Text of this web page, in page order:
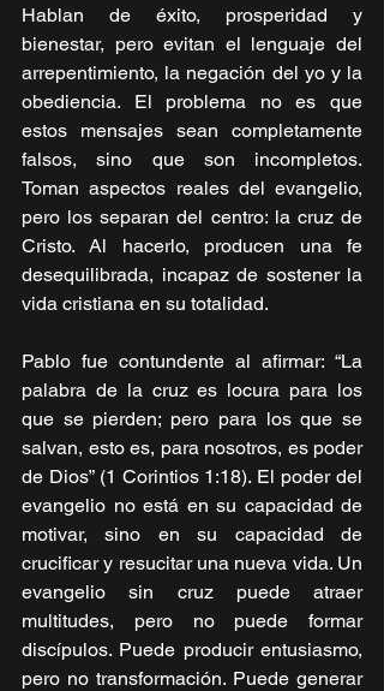
Hablan de éxito, prosperidad y
bienestar, pero evitan el lenguaje del
arrepentimiento, la negación del yo y la
obediencia. El problema no es que
estos mensajes sean completamente
falsos, sino que son incompletos.
Toman aspectos reales del evangelio,
pero los separan del centro: la cruz de
Cristo. Al hacerlo, producen una fe
desequilibrada, incapaz de sostener la
vida cristiana en su totalidad.
Pablo fue contundente al afirmar: “La
palabra de la cruz es locura para los
que se pierden; pero para los que se
salvan, esto es, para nosotros, es poder
de Dios” (1 Corintios 1:18). El poder del
evangelio no está en su capacidad de
motivar, sino en su capacidad de
crucificar y resucitar una nueva vida. Un
evangelio sin cruz puede atraer
multitudes, pero no puede formar
discípulos. Puede producir entusiasmo,
pero no transformación. Puede generar